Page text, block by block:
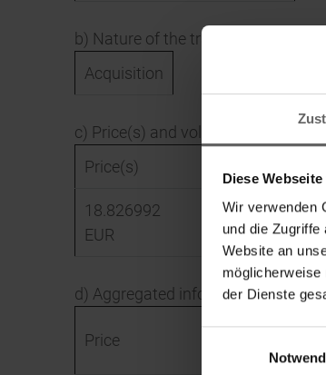
Diese
Wir verwenden
und die
Website an
der Dienste
b) Nature of the transaction
Acquisition
c) Price(s) and volume(s)
Price(s)
18.826992
EUR
115898.96EUR
d) Aggregated information
Price
Aggregated
volume